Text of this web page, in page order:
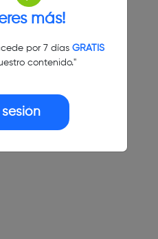
más!
por 7 días GRATIS
contenido."
sesión